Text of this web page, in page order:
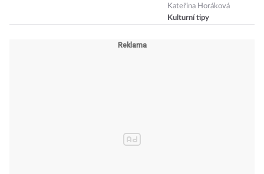
pohádka na
Štědrý večer a
Kateřina Horáková
Kulturní tipy